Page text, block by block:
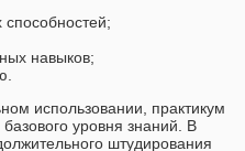
навыков;
использовании, практикум
уровня знаний. В
штудирования